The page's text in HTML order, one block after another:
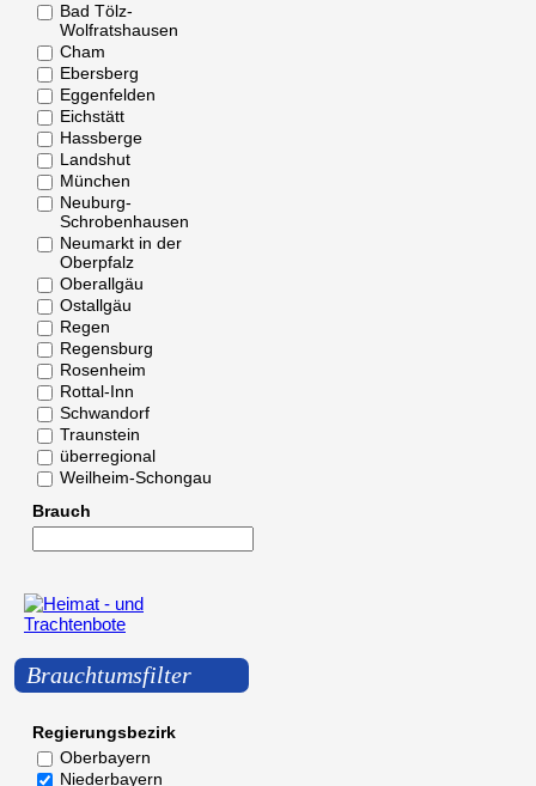
Bad Tölz-
Wolfratshausen
Cham
Ebersberg
Eggenfelden
Eichstätt
Hassberge
Landshut
München
Neuburg-
Schrobenhausen
Neumarkt in der
Oberpfalz
Oberallgäu
Ostallgäu
Regen
Regensburg
Rosenheim
Rottal-Inn
Schwandorf
Traunstein
überregional
Weilheim-Schongau
Brauch
Brauchtumsfilter
Regierungsbezirk
Oberbayern
Niederbayern